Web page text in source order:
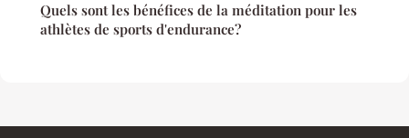
Quels sont les bénéfices de la méditation pour les
athlètes de sports d'endurance?